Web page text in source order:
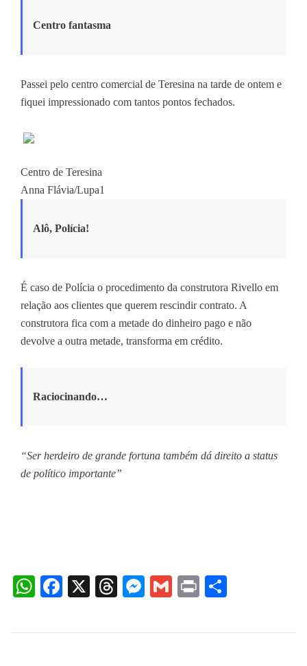
Centro fantasma
Passei pelo centro comercial de Teresina na tarde de ontem e
fiquei impressionado com tantos pontos fechados.
Centro de Teresina
Anna Flávia/Lupa1
Alô, Polícia!
É caso de Polícia o procedimento da construtora Rivello em
relação aos clientes que querem rescindir contrato. A
construtora fica com a metade do dinheiro pago e não
devolve a outra metade, transforma em crédito.
Raciocinando…
“Ser herdeiro de grande fortuna também dá direito a status
de político importante”
WhatsApp
Facebook
X Threads
Messenger
Gmail
Print